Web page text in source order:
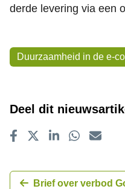
derde levering via een
Onderwerpen
Duurzaamheid in de e-
Deel dit
Brief over verbod